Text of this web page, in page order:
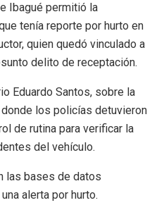
Ibagué permitió la
tenía reporte por hurto en
quien quedó vinculado a
delito de receptación.
Eduardo Santos, sobre la
los policías detuvieron
de rutina para verificar la
del vehículo.
las bases de datos
alerta por hurto.